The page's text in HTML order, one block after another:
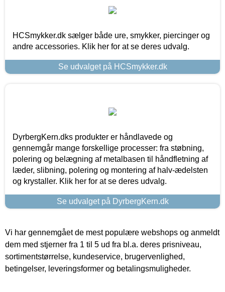
HCSmykker.dk sælger både ure, smykker, piercinger og
andre accessories. Klik her for at se deres udvalg.
Se udvalget på HCSmykker.dk
DyrbergKern.dks produkter er håndlavede og
gennemgår mange forskellige processer: fra støbning,
polering og belægning af metalbasen til håndfletning af
læder, slibning, polering og montering af halv-ædelsten
og krystaller. Klik her for at se deres udvalg.
Se udvalget på DyrbergKern.dk
Vi har gennemgået de mest populære webshops og anmeldt
dem med stjerner fra 1 til 5 ud fra bl.a. deres prisniveau,
sortimentstørrelse, kundeservice, brugervenlighed,
betingelser, leveringsformer og betalingsmuligheder.